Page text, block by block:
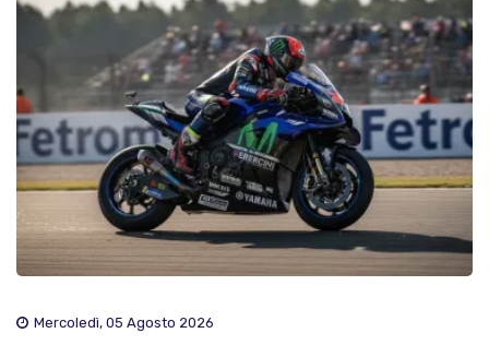
Mercoledì, 05 Agosto 2026